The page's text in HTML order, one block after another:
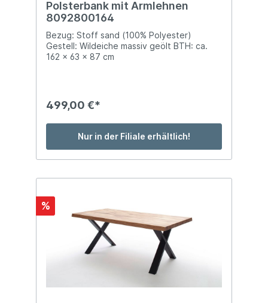
Polsterbank mit Armlehnen
8092800164
Bezug: Stoff sand (100% Polyester)
Gestell: Wildeiche massiv geölt BTH: ca.
162 x 63 x 87 cm
499,00 €*
Nur in der Filiale erhältlich!
%